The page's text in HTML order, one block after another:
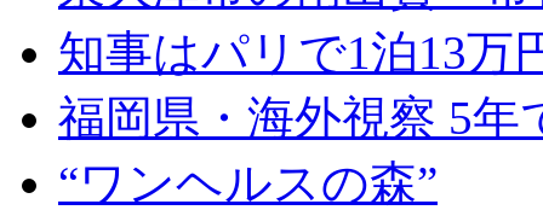
知事はパリで1泊13
福岡県・海外視察 5年
“ワンヘルスの森”